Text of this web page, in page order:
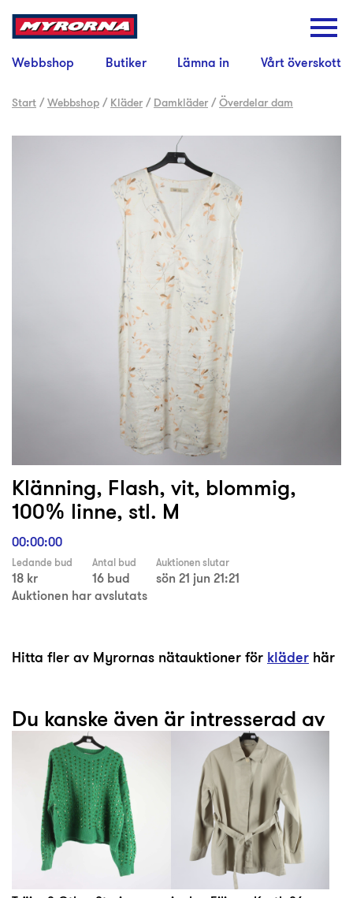
Webbshop Butiker Lämna in Vårt överskott
Start /Webbshop / Kläder / Damkläder /Överdelar dam
Klänning, Flash, vit, blommig,
100% linne, stl. M
00:00:00
Ledande bud
18 kr
Antal bud
16 bud
Auktionen slutar
sön 21 jun 21:21
Auktionen har avslutats
Hitta fler av Myrornas nätauktioner för kläder här
Du kanske även är intresserad av